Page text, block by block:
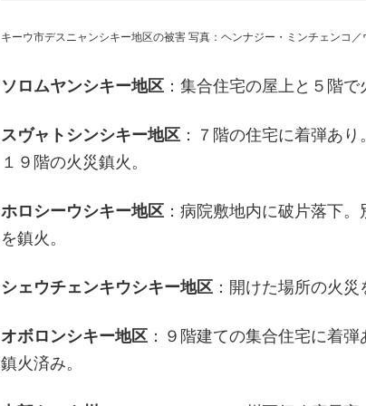
キーウ市デスニャンシキー地区の被害 写真：ヘンナジー・ミンチェンコ／
ソロムヤンシキー地区 ：集合住宅の屋上と５階で
スヴャトシンシキー地区 ：７階の住宅に着弾あ
１９階の火災鎮火。
ホロシーウシキー地区 ：病院敷地内に破片落下
を鎮火。
シェウチェンキウシキー地区 ：開けた場所の火災
オボロンシキー地区 ：９階建ての集合住宅に着
鎮火済み。